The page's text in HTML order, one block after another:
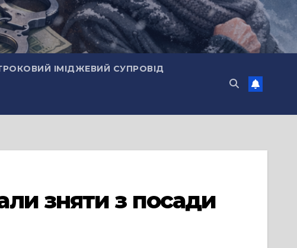
ІМІДЖЕВИЙ СУПРОВІД
зняти з посади